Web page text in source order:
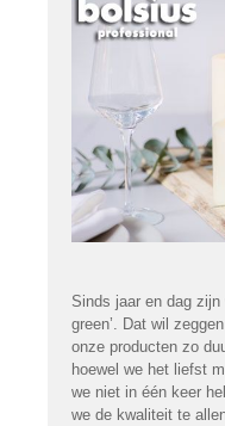
Sinds jaar en dag
green’. Dat wil
onze producten zo
hoewel we het liefst
we niet in één keer
we de kwaliteit te